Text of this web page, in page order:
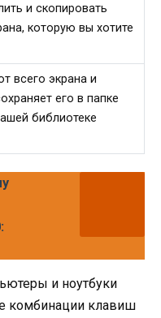
и скопировать
которую вы хотите
всего экрана и
его в папке
библиотеке
и ноутбуки
комбинации клавиш